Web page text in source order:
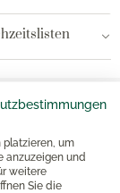
platzieren, um
anzuzeigen und
weitere
Sie die